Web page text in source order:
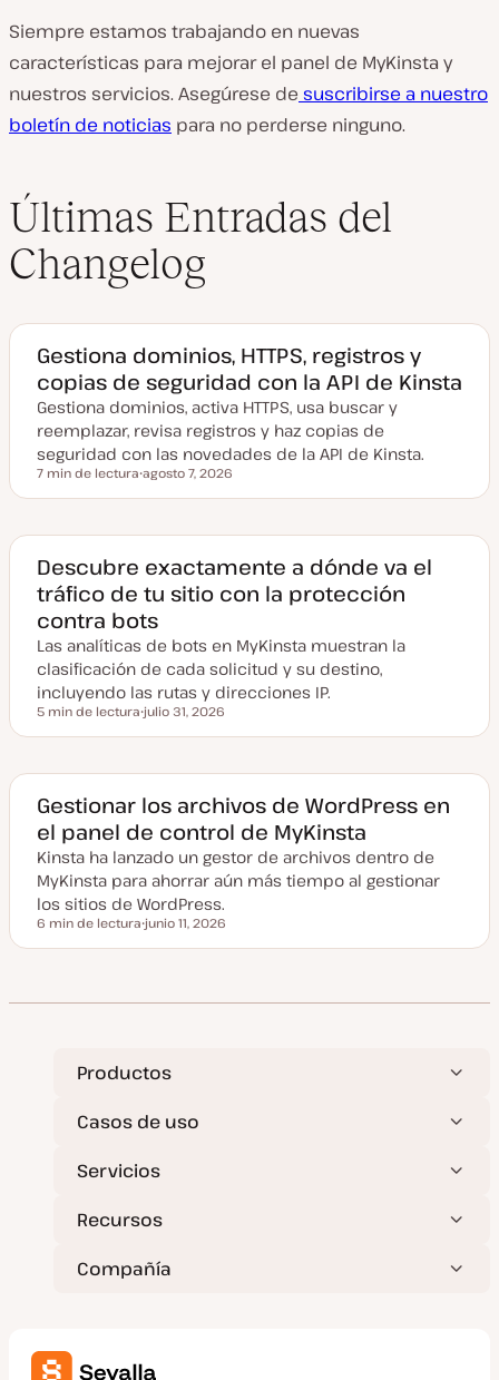
Siempre estamos trabajando en nuevas
características para mejorar el panel de MyKinsta y
nuestros servicios. Asegúrese de suscribirse a nuestro
boletín de noticias para no perderse ninguno.
Últimas Entradas del
Changelog
Gestiona dominios, HTTPS, registros y
copias de seguridad con la API de Kinsta
Gestiona dominios, activa HTTPS, usa buscar y
reemplazar, revisa registros y haz copias de
seguridad con las novedades de la API de Kinsta.
Tiempo de lectura
7 min de lectura
e
h
c
u
a
l
i
a
d
a
agosto 7, 2026
Descubre exactamente a dónde va el
tráfico de tu sitio con la protección
contra bots
Las analíticas de bots en MyKinsta muestran la
clasificación de cada solicitud y su destino,
incluyendo las rutas y direcciones IP.
Tiempo de lectura
5 min de lectura
e
h
a
c
t
u
a
i
z
a
d
julio 31, 2026
Gestionar los archivos de WordPress en
el panel de control de MyKinsta
Kinsta ha lanzado un gestor de archivos dentro de
MyKinsta para ahorrar aún más tiempo al gestionar
los sitios de WordPress.
Tiempo de lectura
6 min de lectura
e
a
l
z
a
junio 11, 2026
Productos
Casos de uso
Servicios
Recursos
Compañía